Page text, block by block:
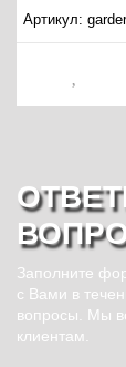
Артикул:
Заполните
с Вами в
вопросы. Мы
клиентам.